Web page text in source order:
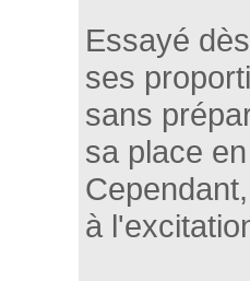
Essayé
ses
sans
sa place
à